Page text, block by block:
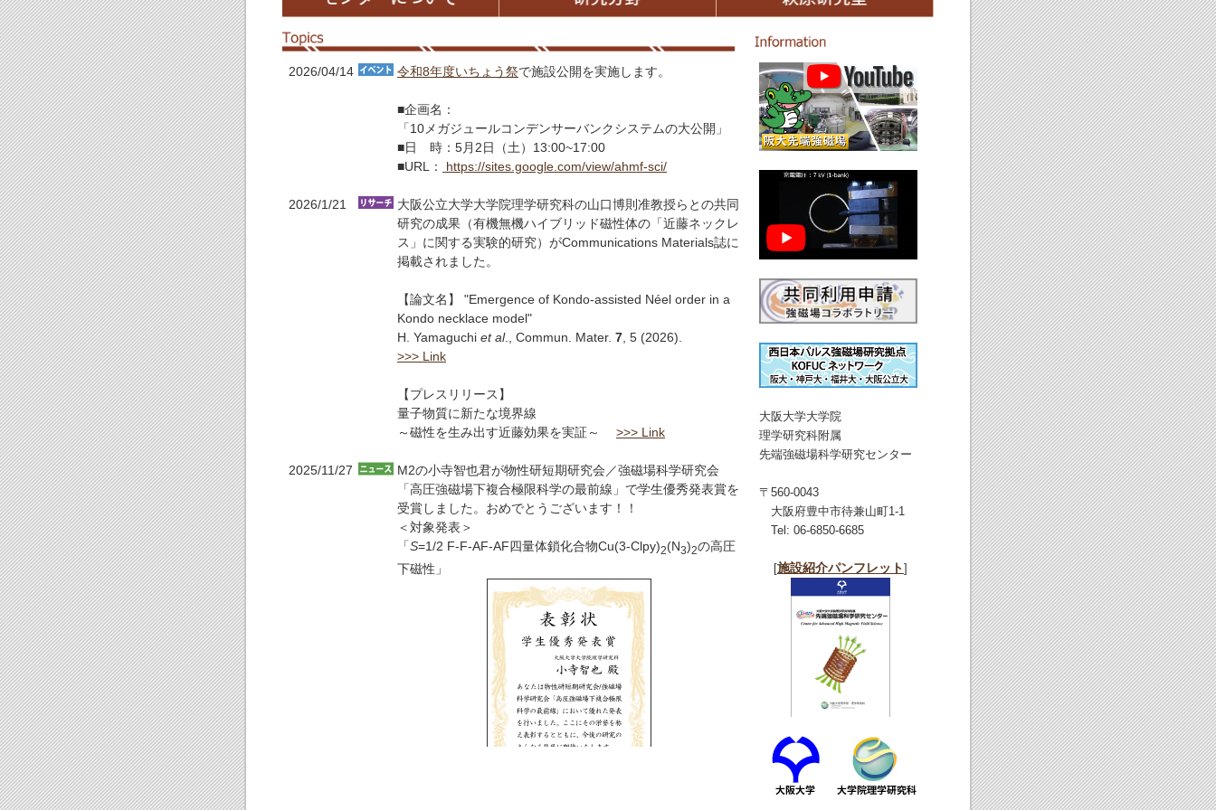
2026/04/14 令和8年度いちょう祭で施設公開を実施します。
■企画名：
「10メガジュールコンデンサーバンクシステムの大公開」
■日 時：5月2日（土）13:00~17:00
■URL：
https://sites.google.com/view/ahmf-sci/
2026/1/21
大阪公立大学大学院理学研究科の山口博則准教授らとの共同
研究の成果（有機無機ハイブリッド磁性体の「近藤ネックレ
ス」に関する実験的研究）がCommunications Materials誌に
掲載されました。
【論文名】 "Emergence of Kondo-assisted Néel order in a
Kondo necklace model"
H. Yamaguchi et al., Commun. Mater. 7 , 5 (2026).
>>> Link
【プレスリリース】
量子物質に新たな境界線
～磁性を生み出す近藤効果を実証～ >>> Link
2025/11/27
M2の小寺智也君が物性研短期研究会／強磁場科学研究会
「高圧強磁場下複合極限科学の最前線」で学生優秀発表賞を
受賞しました。おめでとうございます！！
＜対象発表＞
「S=1/2 F-F-AF-AF四量体鎖化合物Cu(3-Clpy)2(N3)2の高圧
下磁性」
大阪大学大学院
理学研究科附属
先端強磁場科学研究センター
〒560-0043
大阪府豊中市待兼山町1-1
Tel: 06-6850-6685
[施設紹介パンフレット]